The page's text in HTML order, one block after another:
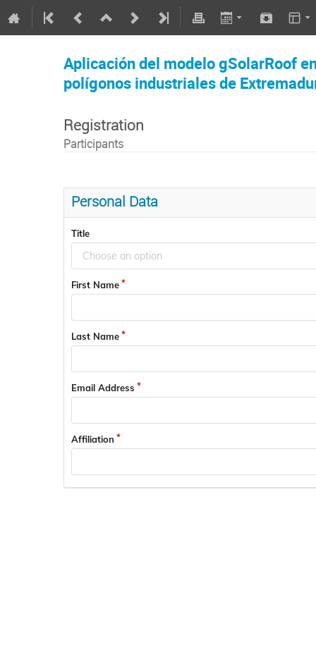
Aplicación del modelo gSolarRoof
polígonos industriales de
Registration
Participants
Personal Data
Title
Choose an option
First Name
Last Name
Email Address
Affiliation